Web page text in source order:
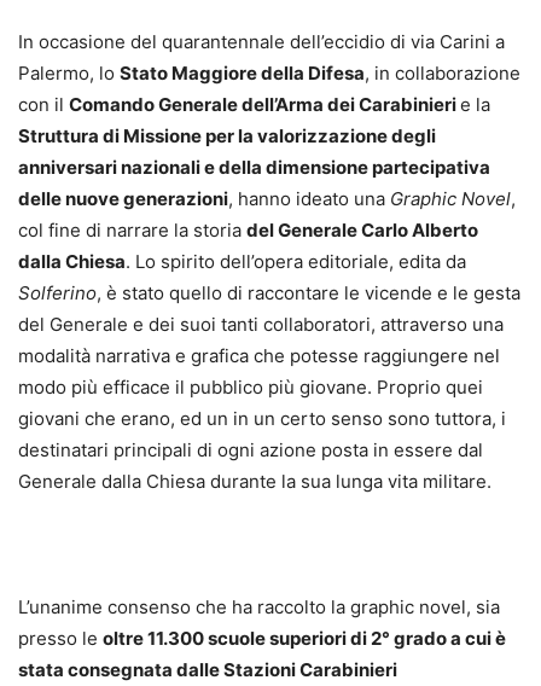
In occasione del quarantennale dell’eccidio di via Carini a
Palermo, lo Stato Maggiore della Difesa, in collaborazione
con il Comando Generale dell’Arma dei Carabinierie la
Struttura di Missione per la valorizzazione degli
anniversari nazionali e della dimensione partecipativa
delle nuove generazioni, hanno ideato una Graphic Novel,
col fine di narrare la storia del Generale Carlo Alberto
dalla Chiesa. Lo spirito dell’opera editoriale, edita da
Solferino, è stato quello di raccontare le vicende e le gesta
del Generale e dei suoi tanti collaboratori, attraverso una
modalità narrativa e grafica che potesse raggiungere nel
modo più efficace il pubblico più giovane. Proprio quei
giovani che erano, ed un in un certo senso sono tuttora, i
destinatari principali di ogni azione posta in essere dal
Generale dalla Chiesa durante la sua lunga vita militare.
L’unanime consenso che ha raccolto la graphic novel, sia
presso le oltre 11.300 scuole superiori di 2° grado a cui è
stata consegnata dalle Stazioni Carabinieri